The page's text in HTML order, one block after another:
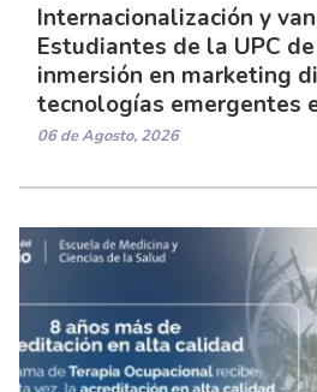
Internacionalización y
Estudiantes de la UPC
inmersión en marketing
tecnologías emergentes
06 de Agosto, 2026